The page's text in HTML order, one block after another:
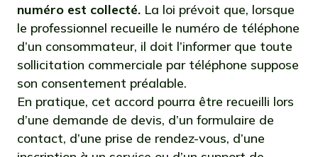
numéro est collecté. La loi prévoit que, lorsque
le professionnel recueille le numéro de téléphone
d’un consommateur, il doit l’informer que toute
sollicitation commerciale par téléphone suppose
son consentement préalable.
En pratique, cet accord pourra être recueilli lors
d’une demande de devis, d’un formulaire de
contact, d’une prise de rendez-vous, d’une